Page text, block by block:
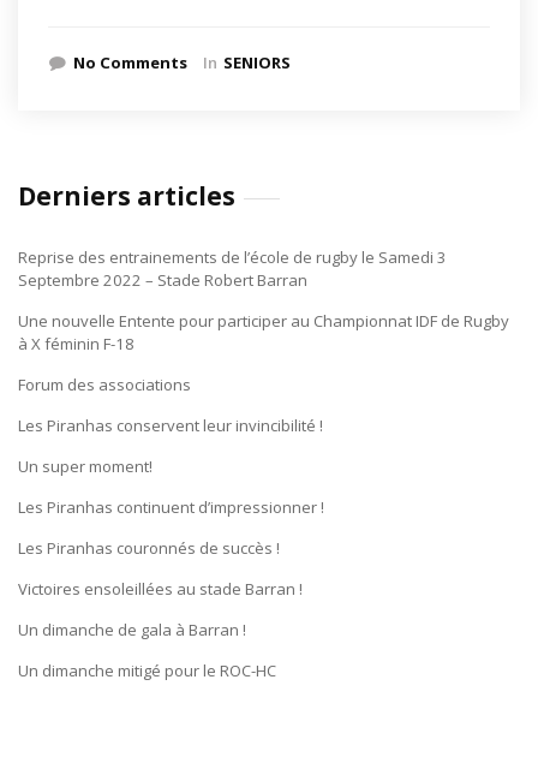
No Comments In SENIORS
Derniers articles
Reprise des entrainements de l’école de rugby le Samedi 3
Septembre 2022 – Stade Robert Barran
Une nouvelle Entente pour participer au Championnat IDF de Rugby
à X féminin F-18
Forum des associations
Les Piranhas conservent leur invincibilité !
Un super moment!
Les Piranhas continuent d’impressionner !
Les Piranhas couronnés de succès !
Victoires ensoleillées au stade Barran !
Un dimanche de gala à Barran !
Un dimanche mitigé pour le ROC-HC